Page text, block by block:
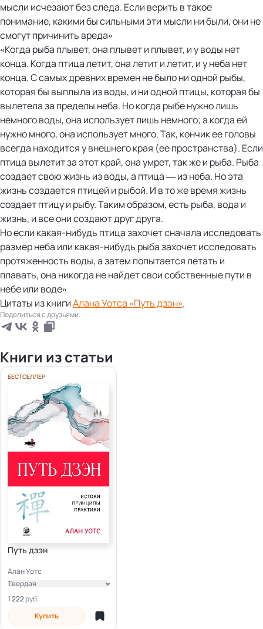
мысли исчезают без следа. Если верить в такое
понимание, какими бы сильными эти мысли ни были, они не
смогут причинить вреда»
«Когда рыба плывет, она плывет и плывет, и у воды нет
конца. Когда птица летит, она летит и летит, и у неба нет
конца. С самых древних времен не было ни одной рыбы,
которая бы выплыла из воды, и ни одной птицы, которая бы
вылетела за пределы неба. Но когда рыбе нужно лишь
немного воды, она использует лишь немного; а когда ей
нужно много, она использует много. Так, кончик ее головы
всегда находится у внешнего края (ее пространства). Если
птица вылетит за этот край, она умрет, так же и рыба. Рыба
создает свою жизнь из воды, а птица — из неба. Но эта
жизнь создается птицей и рыбой. И в то же время жизнь
создает птицу и рыбу. Таким образом, есть рыба, вода и
жизнь, и все они создают друг друга.
Но если какая-нибудь птица захочет сначала исследовать
размер неба или какая-нибудь рыба захочет исследовать
протяженность воды, а затем попытается летать и
плавать, она никогда не найдет свои собственные пути в
небе или воде»
Цитаты из книгиАлана Уотса «Путь дзэн».
Поделиться с друзьями:
Книги из статьи
БЕСТСЕЛЛЕР
Путь дзэн
Алан Уотс
1 222
Твердая
Электронная
Купить